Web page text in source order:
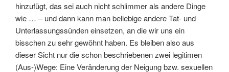
hinzufügt, das sei auch nicht schlimmer als andere Dinge
wie … – und dann kann man beliebige andere Tat- und
Unterlassungssünden einsetzen, an die wir uns ein
bisschen zu sehr gewöhnt haben. Es bleiben also aus
dieser Sicht nur die schon beschriebenen zwei legitimen
(Aus-)Wege: Eine Veränderung der Neigung bzw. sexuellen